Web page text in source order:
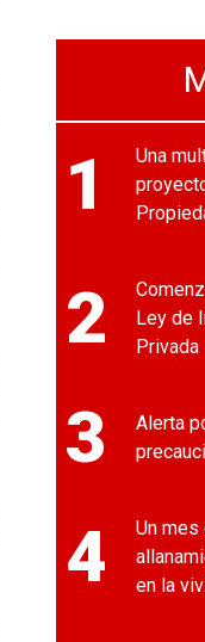
1
Una
2
Ley de
Privada
3
Alerta
4
Un
en la